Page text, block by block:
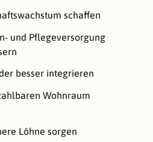
schaffen
und Pflegeversorgung
besser integrieren
Wohnraum
Löhne sorgen